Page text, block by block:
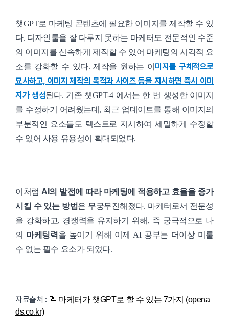
챗GPT로 마케팅 콘텐츠에 필요한 이미지를 제작할 수 있
다. 디자인툴을 잘 다루지 못하는 마케터도 전문적인 수준
의 이미지를 신속하게 제작할 수 있어 마케팅의 시각적 요
소를 강화할 수 있다. 제작을 원하는 이 미지를 구체적으로
묘사하고, 이미지 제작의 목적과 사이즈 등을 지시하면 즉시 이미
지가 생성된다. 기존 챗GPT-4 에서는 한 번 생성한 이미지
를 수정하기 어려웠는데, 최근 업데이트를 통해 이미지의
부분적인 요소들도 텍스트로 지시하여 세밀하게 수정할
수 있어 사용 유용성이 확대되었다.
이처럼 AI의 발전에 따라 마케팅에 적용하고 효율을 증가
시킬 수 있는 방법은 무궁무진해졌다. 마케터로서 전문성
을 강화하고, 경쟁력을 유지하기 위해, 즉 궁극적으로 나
의 마케팅력 을 높이기 위해 이제 AI 공부는 더이상 미룰
수 없는 필수 요소가 되었다.
자료출처 : 📝 마케터가 챗GPT로 할 수 있는 7가지 (opena
ds.co.kr)